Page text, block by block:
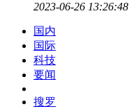
2023-06-26 13:26:48
国内
国际
科技
要闻
搜罗